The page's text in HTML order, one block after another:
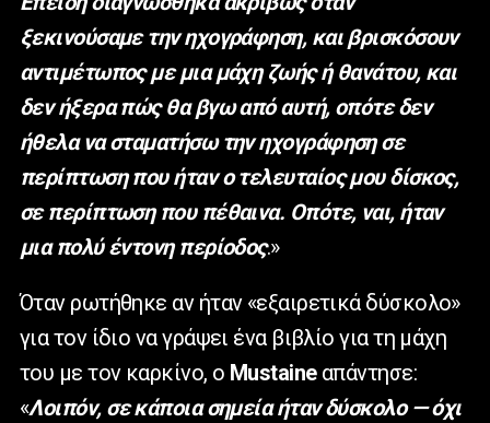
ξεκινούσαμε την ηχογράφηση, και βρισκόσουν
αντιμέτωπος με μια μάχη ζωής ή θανάτου, και
δεν ήξερα πώς θα βγω από αυτή, οπότε δεν
ήθελα να σταματήσω την ηχογράφηση σε
περίπτωση που ήταν ο τελευταίος μου δίσκος,
σε περίπτωση που πέθαινα. Οπότε, ναι, ήταν
μια πολύ έντονη περίοδος.»
Όταν ρωτήθηκε αν ήταν «εξαιρετικά δύσκολο»
για τον ίδιο να γράψει ένα βιβλίο για τη μάχη
του με τον καρκίνο, ο Mustaineαπάντησε:
«Λοιπόν, σε κάποια σημεία ήταν δύσκολο — όχι